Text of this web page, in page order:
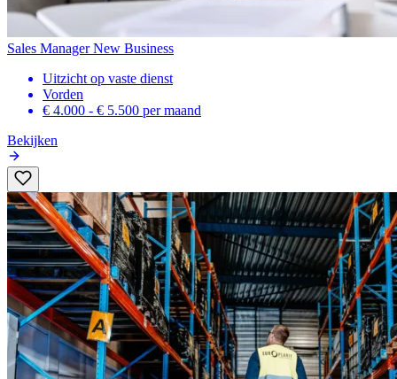
Sales Manager New Business
Uitzicht op vaste dienst
Vorden
€ 4.000 - € 5.500 per maand
Bekijken